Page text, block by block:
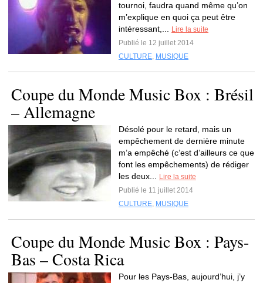
tournoi, faudra quand même qu’on
m’explique en quoi ça peut être
intéressant,...
Lire la suite
Publié le 12 juillet 2014
CULTURE, MUSIQUE
Coupe du Monde Music Box : Brésil
– Allemagne
Désolé pour le retard, mais un
empêchement de dernière minute
m’a empêché (c’est d’ailleurs ce que
font les empêchements) de rédiger
les deux...
Lire la suite
Publié le 11 juillet 2014
CULTURE, MUSIQUE
Coupe du Monde Music Box : Pays-
Bas – Costa Rica
Pour les Pays-Bas, aujourd’hui, j’y